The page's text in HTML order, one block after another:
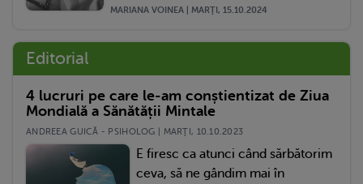
MARIANA VOINEA | MARŢI, 15.10.2024
Editorial
4 lucruri pe care le-am conștientizat de Ziua
Mondială a Sănătății Mintale
ANDREEA GUICĂ - PSIHOLOG | MARŢI, 10.10.2023
E firesc ca atunci când sărbătorim
ceva, să ne gândim mai în